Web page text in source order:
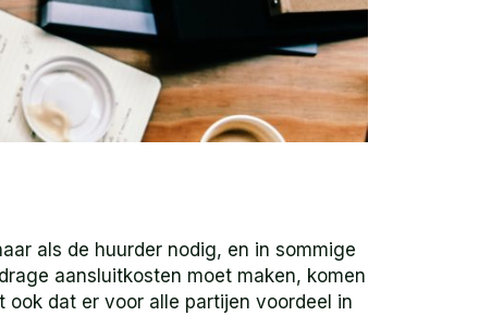
als de huurder nodig, en in sommige
aansluitkosten moet maken, komen
dat er voor alle partijen voordeel in